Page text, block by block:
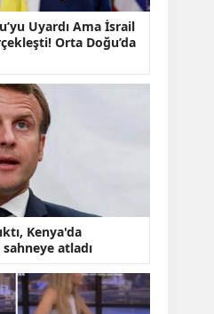
Temmuz Hesabı:
Zam Oranı ve Taban
Aylık İçin Yeni
Uyardı Ama İsrail
Orta Doğu’da
Kenya'da
atladı